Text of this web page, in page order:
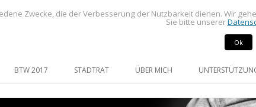
Ullmann, linker Stadtverordneter im Rat der Stadt Radevormwald
zum
BTW 2017 STADTRAT ÜBER MICH
Zwecke, die der Verbesserung der Nutzbarkeit dienen. Wir
Sie bitte unserer
Ok